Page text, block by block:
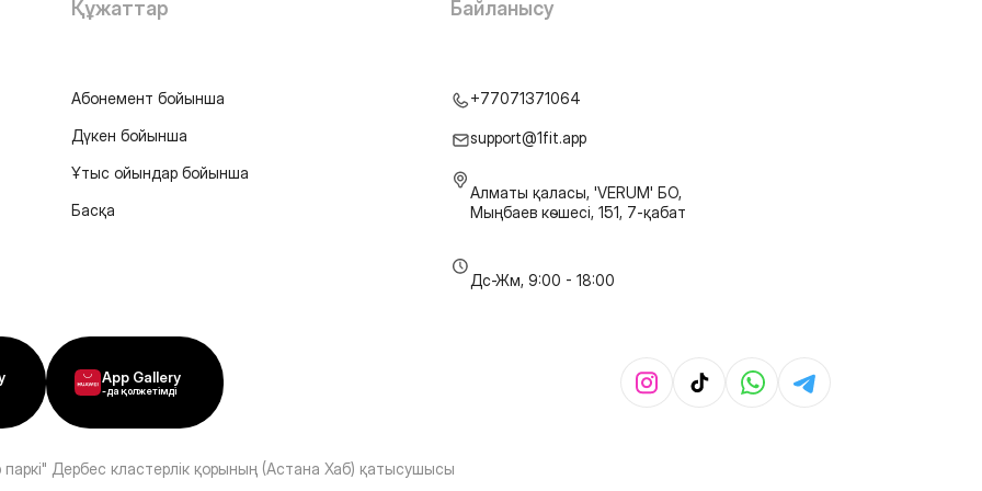
Құжаттар
Абонемент бойынша
Дүкен бойынша
Ұтыс ойындар бойынша
Басқа
Байланысу
+77071371064
support@1fit.app
Алматы қаласы, 'VERUM' БО,
Мыңбаев көшесі, 151, 7-қабат
Дс-Жм, 9:00 - 18:00
App Gallery
-да қолжетімді
Дербес кластерлік қорының (Астана Хаб) қатысушысы